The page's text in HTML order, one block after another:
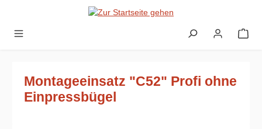
Zum Hauptinhalt springen
Montageeinsatz "C52" Profi ohne
Einpressbügel